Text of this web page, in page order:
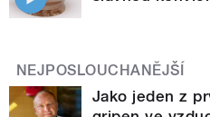
NEJPOSLOUCHANĚJŠÍ
Jako jeden z